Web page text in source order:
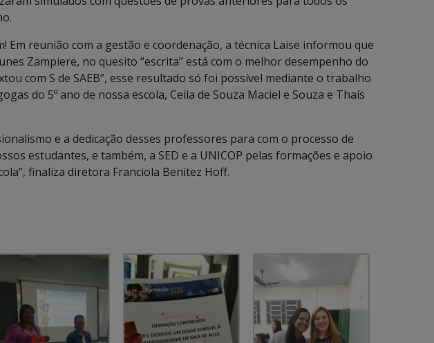
Em reunião com a gestão e coordenação, a técnica Laise informou que
Zampiere, no quesito “escrita” está com o melhor desempenho do
com S de SAEB”, esse resultado só foi possível mediante o trabalho
do 5º ano de nossa escola, Ceila de Souza Maciel e Souza e Thaís
e a dedicação desses professores para com o processo de
estudantes, e também, a SED e a UNICOP pelas formações e apoio
finaliza diretora Franciola Benitez Hoff.